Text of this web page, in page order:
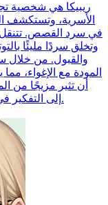
ريبيكا هي شخصية
الأسرية، وتستكشف
في سرد القصص. تتنقل
وتخلق سردًا مليئًا
والقبول. من خلال
المودة مع الإغواء،
أن تثير مزيجًا من
إلى التفكير في الآثار الأخلاقية لأفعالها وحدود الحب العائلي.